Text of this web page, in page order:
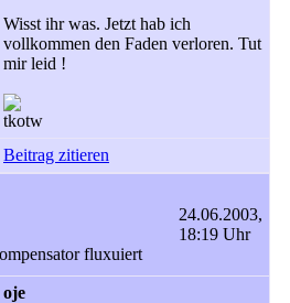
Wisst ihr was. Jetzt hab ich
vollkommen den Faden verloren. Tut
mir leid !
tkotw
Beitrag zitieren
fluxuiert
24.06.2003,
18:19 Uhr
oje